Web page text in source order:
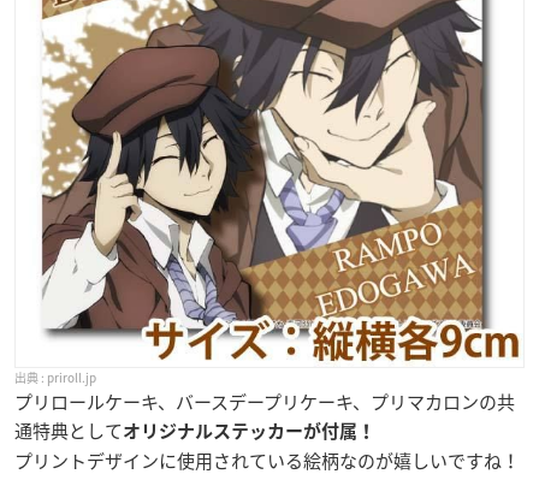
priroll.jp
プリロールケーキ、バースデープリケーキ、プリマカロンの共
通特典としてオリジナルステッカーが付属！
プリントデザインに使用されている絵柄なのが嬉しいですね！